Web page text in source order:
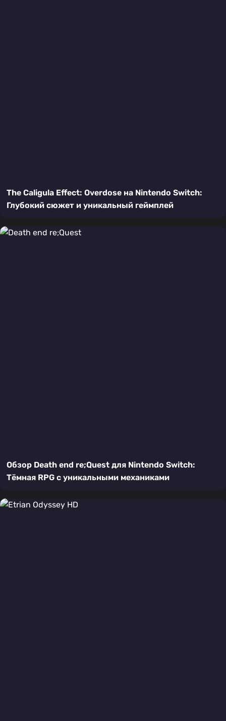
The Caligula Effect: Overdose на Nintendo Switch:
Глубокий сюжет и уникальный геймплей
Обзор Death end re;Quest для Nintendo Switch:
Тёмная RPG с уникальными механиками